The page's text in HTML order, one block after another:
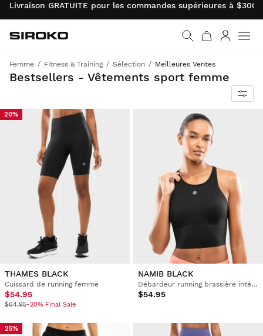
Livraison GRATUITE pour les commandes supérieures à
Retourner à la page
Siroko.com
Femme Fitness & Training Sélection Meilleures Ventes
Bestsellers - Vêtements sport femme
Sortez tout équipée avec les vêtements fitness les plus vendus pour vivre vos entraînements avec style
20%
THAMES BLACK
Cuissard de running femme
$54.95
$64.95-20% Final Sale
NAMIB BLACK
Débardeur running brassière intégrée femme
$54.95
25%